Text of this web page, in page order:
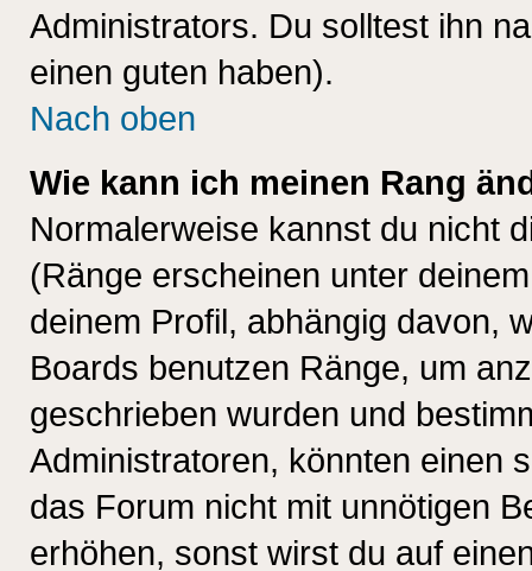
Administrators. Du solltest ihn
einen guten haben).
Nach oben
Wie kann ich meinen Rang
Normalerweise kannst du nicht
(Ränge erscheinen unter
deinem Profil, abhängig davon,
Boards benutzen Ränge, um
geschrieben wurden und
Administratoren, könnten einen
das Forum nicht mit unnötigen
erhöhen, sonst wirst du auf